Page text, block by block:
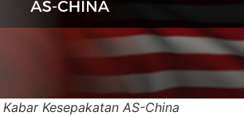
Kesepakatan AS-China